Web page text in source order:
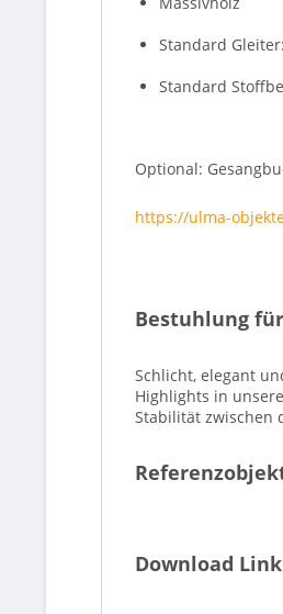
Standard
Standard
Optional:
https://ulma-
Bestuhlung
Schlicht, elegant
Highlights in
Stabilität zwischen
Download